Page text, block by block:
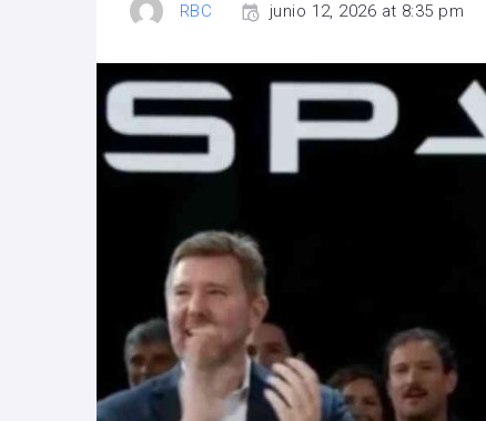
RBC junio 12, 2026 at 8:35 pm